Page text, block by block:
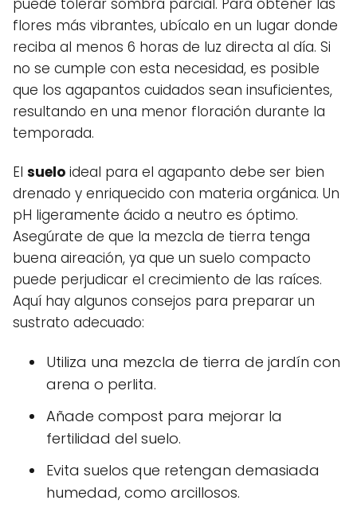
flores más vibrantes, ubícalo en un lugar donde
reciba al menos 6 horas de luz directa al día. Si
no se cumple con esta necesidad, es posible
que los agapantos cuidados sean insuficientes,
resultando en una menor floración durante la
temporada.
El suelo ideal para el agapanto debe ser bien
drenado y enriquecido con materia orgánica. Un
pH ligeramente ácido a neutro es óptimo.
Asegúrate de que la mezcla de tierra tenga
buena aireación, ya que un suelo compacto
puede perjudicar el crecimiento de las raíces.
Aquí hay algunos consejos para preparar un
sustrato adecuado:
Utiliza una mezcla de tierra de jardín con
arena o perlita.
Añade compost para mejorar la
fertilidad del suelo.
Evita suelos que retengan demasiada
humedad, como arcillosos.